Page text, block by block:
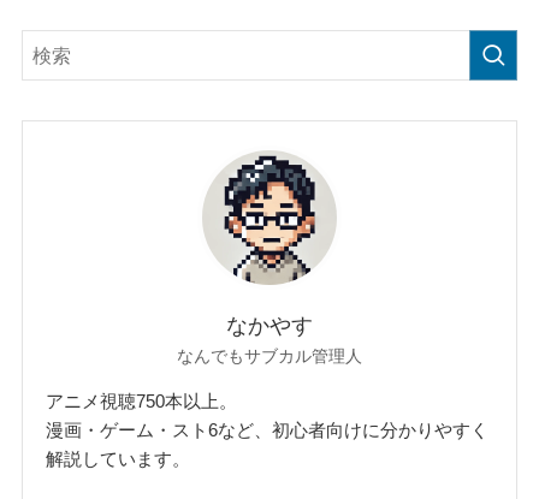
なかやす
なんでもサブカル管理人
アニメ視聴750本以上。
漫画・ゲーム・スト6など、初心者向けに分かりやすく
解説しています。